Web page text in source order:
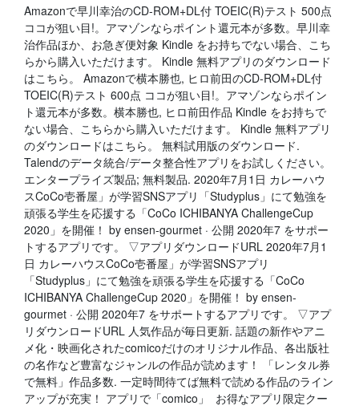
Amazonで早川幸治のCD-ROM+DL付 TOEIC(R)テスト 500点
ココが狙い目!。アマゾンならポイント還元本が多数。早川幸
治作品ほか、お急ぎ便対象 Kindle をお持ちでない場合、こち
らから購入いただけます。 Kindle 無料アプリのダウンロード
はこちら。 Amazonで横本勝也, ヒロ前田のCD-ROM+DL付
TOEIC(R)テスト 600点 ココが狙い目!。アマゾンならポイン
ト還元本が多数。横本勝也, ヒロ前田作品 Kindle をお持ちで
ない場合、こちらから購入いただけます。 Kindle 無料アプリ
のダウンロードはこちら。 無料試用版のダウンロード.
Talendのデータ統合/データ整合性アプリをお試しください。
エンタープライズ製品; 無料製品. 2020年7月1日 カレーハウ
スCoCo壱番屋」が学習SNSアプリ「Studyplus」にて勉強を
頑張る学生を応援する「CoCo ICHIBANYA ChallengeCup
2020」を開催！ by ensen-gourmet · 公開 2020年7 をサポー
トするアプリです。 ▽アプリダウンロードURL 2020年7月1
日 カレーハウスCoCo壱番屋」が学習SNSアプリ
「Studyplus」にて勉強を頑張る学生を応援する「CoCo
ICHIBANYA ChallengeCup 2020」を開催！ by ensen-
gourmet · 公開 2020年7 をサポートするアプリです。 ▽アプ
リダウンロードURL 人気作品が毎日更新. 話題の新作やアニ
メ化・映画化されたcomicoだけのオリジナル作品、各出版社
の名作など豊富なジャンルの作品が読めます！ 「レンタル券
で無料」作品多数. 一定時間待てば無料で読める作品のライン
アップが充実！ アプリで「comico」 お得なアプリ限定クー